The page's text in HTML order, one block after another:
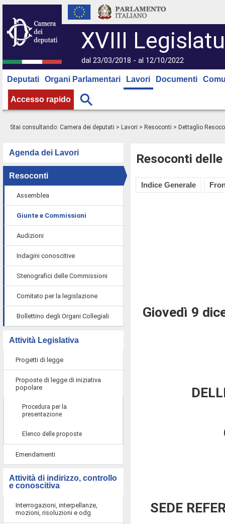
XVIII
dal 23/03/2018 - al 12/10/2022
Deputati Organi Parlamentari Lavori Documenti
Accesso rapido
Stai consultando: Camera dei deputati > Lavori > Resoconti > Dettaglio
Agenda dei Lavori
Resoconti
Assemblea
Giunte e Commissioni
Audizioni
Indagini conoscitive
Stenografici delle Commissioni
Comitato per la legislazione
Bollettino degli Organi Collegiali
Attività Legislativa
Progetti di legge
Proposte di legge di iniziativa
popolare
Procedura per la
presentazione
Elenco delle proposte
Emendamenti
Attività di indirizzo, controllo
e conoscitiva
Interrogazioni, interpellanze,
mozioni, risoluzioni e odg
Resoconti
Indice Generale
Giovedì 9
SEDE